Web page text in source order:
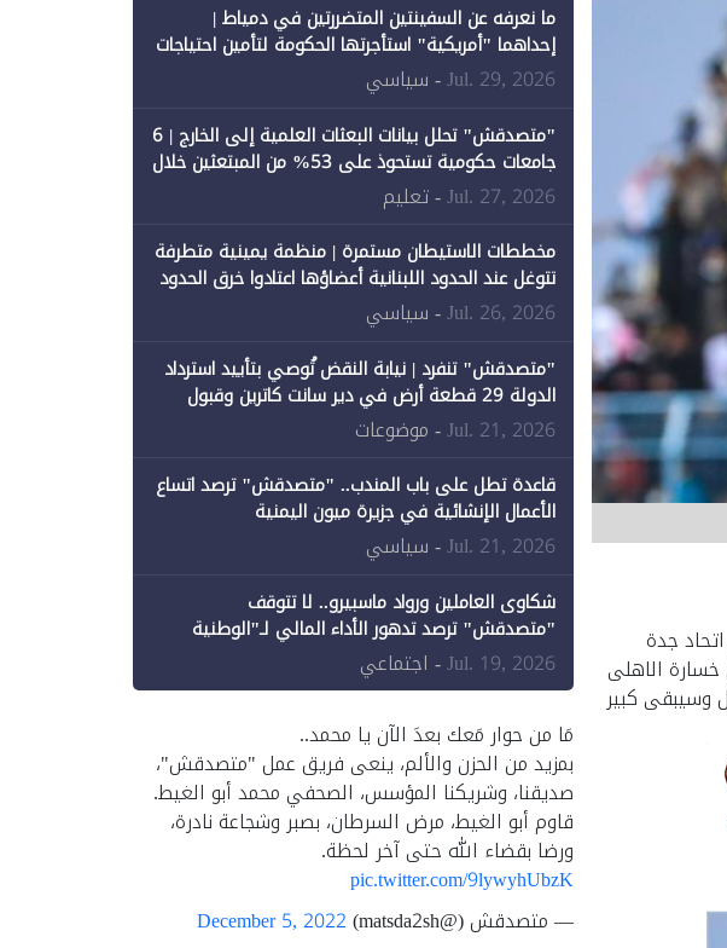
جدة
الاهلى
وسيبقى كبير
ما نعرفه عن السفينتين المتضررتين في دمياط |
إحداهما "أمريكية" استأجرتها الحكومة لتأمين احتياجات
الطاقة
Jul. 29, 2026- سياسي
"متصدقش" تحلل بيانات البعثات العلمية إلى الخارج | 6
جامعات حكومية تستحوذ على 53% من المبتعثين خلال
12 عامًا و6 جامعات كان نصيبها 1% فقط
Jul. 27, 2026- تعليم
مخططات الاستيطان مستمرة | منظمة يمينية متطرفة
تتوغل عند الحدود اللبنانية أعضاؤها اعتادوا خرق الحدود
Jul. 26, 2026- سياسي
"متصدقش" تنفرد | نيابة النقض تُوصي بتأييد استرداد
الدولة 29 قطعة أرض في دير سانت كاترين وقبول
طعن الحكومة جزئيًا (1)
Jul. 21, 2026- موضوعات
قاعدة تطل على باب المندب.. "متصدقش" ترصد اتساع
الأعمال الإنشائية في جزيرة ميون اليمنية
Jul. 21, 2026- سياسي
شكاوى العاملين ورواد ماسبيرو.. لا تتوقف
"متصدقش" ترصد تدهور الأداء المالي لـ"الوطنية
للإعلام"
Jul. 19, 2026- اجتماعي
مَا من حوار مَعك بعدَ الآن يا محمد..
بمزيد من الحزن والألم، ينعى فريق عمل "متصدقش"،
صديقنا، وشريكنا المؤسس، الصحفي محمد أبو الغيط.
قاوم أبو الغيط، مرض السرطان، بصبر وشجاعة نادرة،
ورضا بقضاء الله حتى آخر لحظة.
pic.twitter.com/9lywyhUbzK
— متصدقش (@matsda2sh)
December 5, 2022